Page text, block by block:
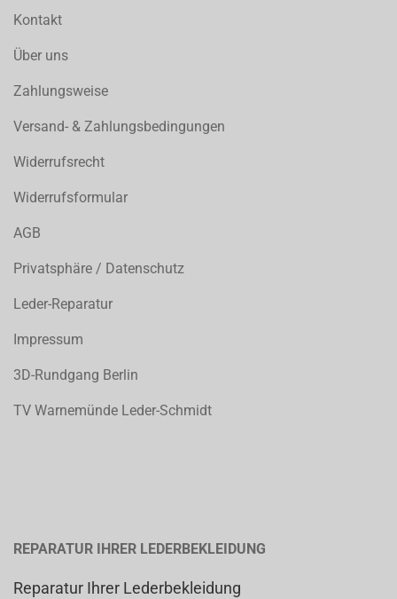
Kontakt
Über uns
Zahlungsweise
Versand- & Zahlungsbedingungen
Widerrufsrecht
Widerrufsformular
AGB
Privatsphäre / Datenschutz
Leder-Reparatur
Impressum
3D-Rundgang Berlin
TV Warnemünde Leder-Schmidt
REPARATUR IHRER LEDERBEKLEIDUNG
Reparatur Ihrer Lederbekleidung